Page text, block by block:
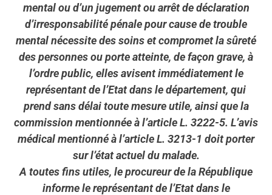
mental ou d’un jugement ou arrêt de déclaration
d’irresponsabilité pénale pour cause de trouble
mental nécessite des soins et compromet la sûreté
des personnes ou porte atteinte, de façon grave, à
l’ordre public, elles avisent immédiatement le
représentant de l’Etat dans le département, qui
prend sans délai toute mesure utile, ainsi que la
commission mentionnée à l’article L. 3222-5. L’avis
médical mentionné à l’article L. 3213-1 doit porter
sur l’état actuel du malade.
A toutes fins utiles, le procureur de la République
informe le représentant de l’Etat dans le